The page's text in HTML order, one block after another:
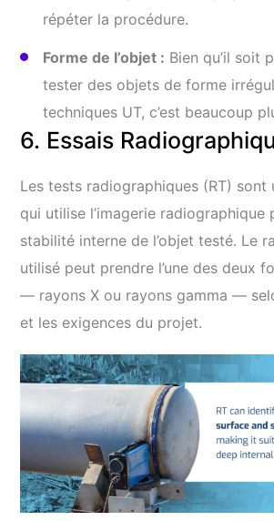
répéter la procédure.
Forme de l’objet : Bien qu’il soit
tester des objets de forme
techniques UT, c’est beaucoup
6. Essais
Les tests radiographiques (RT) sont
qui utilise l’imagerie radiographique
stabilité interne de l’objet testé. Le
utilisé peut prendre l’une des deux
— rayons X ou rayons gamma —
et les exigences du projet.